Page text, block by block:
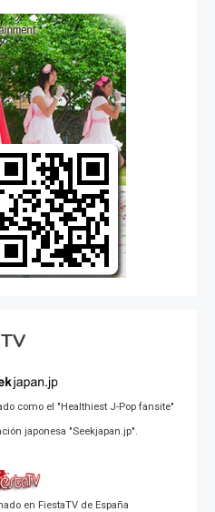
como el "Healthiest J-Pop fansite"
japonesa "Seekjapan.jp".
en FiestaTV de España